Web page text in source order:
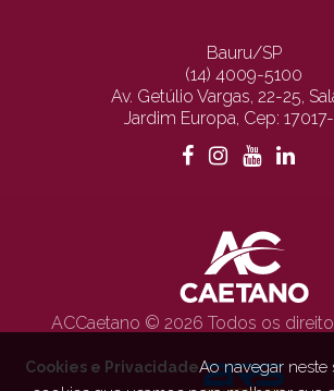
Bauru/SP
(14) 4009-5100
Av. Getúlio Vargas, 22-25,
Jardim Europa, Cep:
ACCaetano © 2026 Todos os
Cookies e PrivacidadeAo navegar neste